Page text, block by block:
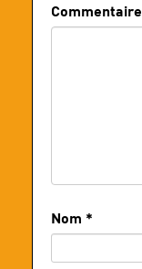
Commentaire
Nom *